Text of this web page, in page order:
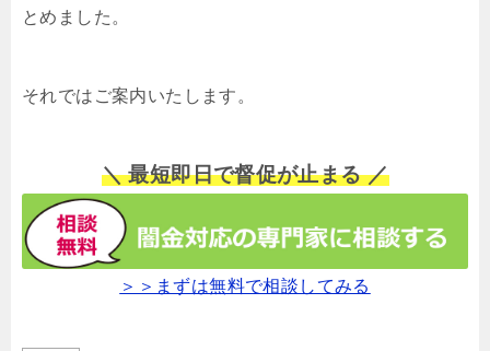
とめました。
それではご案内いたします。
＼ 最短即日で督促が止まる ／
＞＞まずは無料で相談してみる